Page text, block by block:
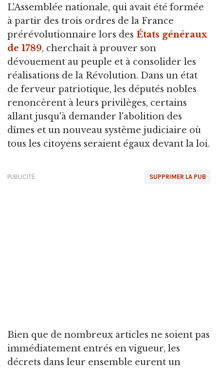
L'Assemblée nationale, qui avait été formée
à partir des trois ordres de la France
prérévolutionnaire lors des États généraux
de 1789, cherchait à prouver son
dévouement au peuple et à consolider les
réalisations de la Révolution. Dans un état
de ferveur patriotique, les députés nobles
renoncèrent à leurs privilèges, certains
allant jusqu'à demander l'abolition des
dîmes et un nouveau système judiciaire où
tous les citoyens seraient égaux devant la loi.
SUPPRIMER LA PUB
PUBLICITÉ
Bien que de nombreux articles ne soient pas
immédiatement entrés en vigueur, les
décrets dans leur ensemble eurent un